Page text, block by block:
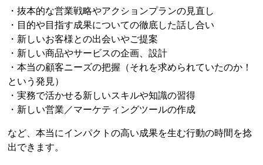
・抜本的な営業戦略やアクションプランの見直し
・目的や目指す成果についての徹底した話し合い
・新しいお客様との出会いやご提案
・新しい商品やサービスの企画、設計
・本当の顧客ニーズの把握（それを求められていたのか！
という発見）
・実務で活かせる新しいスキルや知識の習得
・新しい営業／マーケティングツールの作成
など、本当にインパクトの高い成果を生む行動の時間を捻
出できます。